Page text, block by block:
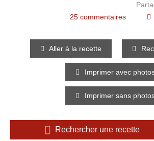
25 commentaires
Aller à la recette
Imprimer avec
Imprimer sans
Rechercher une recette